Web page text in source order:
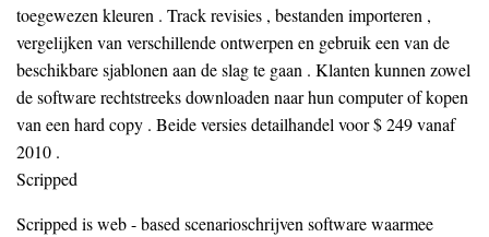
toegewezen kleuren . Track revisies , bestanden importeren ,
vergelijken van verschillende ontwerpen en gebruik een van de
beschikbare sjablonen aan de slag te gaan . Klanten kunnen zowel
de software rechtstreeks downloaden naar hun computer of kopen
van een hard copy . Beide versies detailhandel voor $ 249 vanaf
2010 .
Scripped
Scripped is web - based scenarioschrijven software waarmee